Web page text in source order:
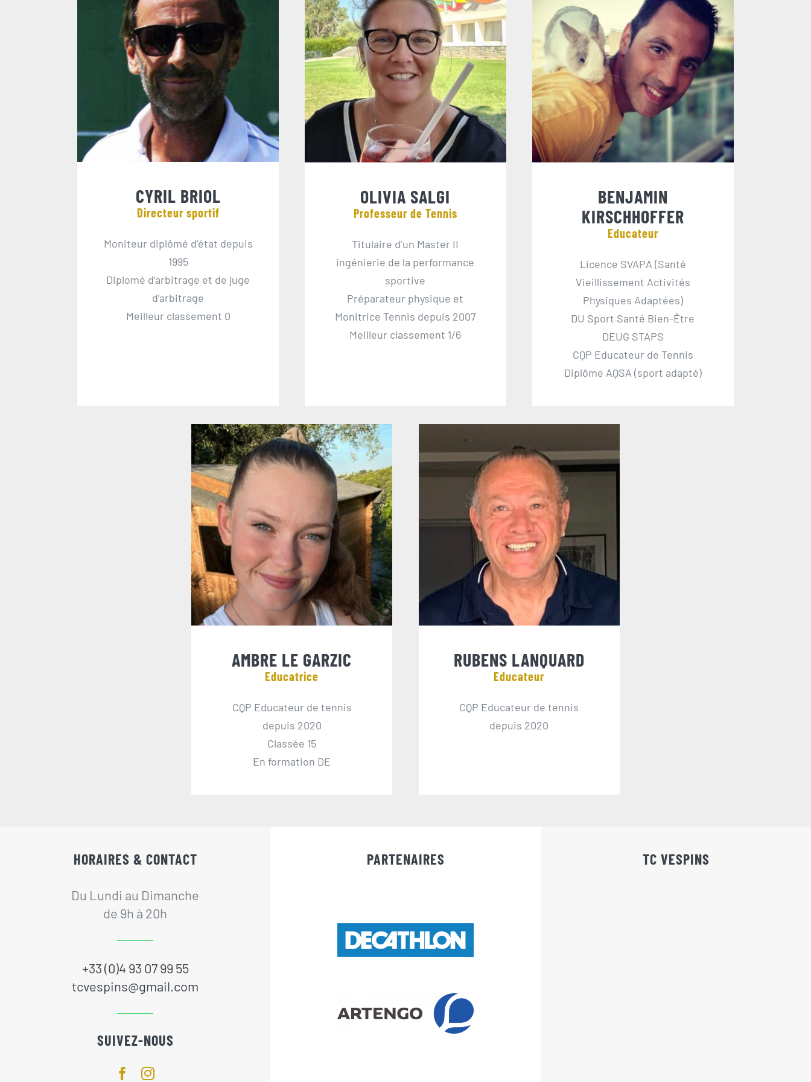
CYRIL BRIOL
Directeur sportif
Moniteur diplômé d’état depuis
1995
Diplomé d’arbitrage et de juge
d’arbitrage
Meilleur classement 0
OLIVIA SALGI
Professeur de Tennis
Titulaire d’un Master II
ingénierie de la performance
sportive
Préparateur physique et
Monitrice Tennis depuis 2007
Meilleur classement 1/6
BENJAMIN
KIRSCHHOFFER
Educateur
Licence SVAPA (Santé
Vieillissement Activités
Physiques Adaptées)
DU Sport Santé Bien-Être
DEUG STAPS
CQP Educateur de Tennis
Diplôme AQSA (sport adapté)
AMBRE LE GARZIC
Educatrice
CQP Educateur de tennis
depuis 2020
Classée 15
En formation DE
RUBENS LANQUARD
Educateur
CQP Educateur de tennis
depuis 2020
HORAIRES & CONTACT
Du Lundi au Dimanche
de 9h à 20h
+33 (0)4 93 07 99 55
tcvespins@gmail.com
SUIVEZ-NOUS
PARTENAIRES TC VESPINS